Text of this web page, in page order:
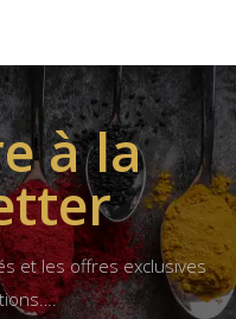
à la
et les offres exclusives